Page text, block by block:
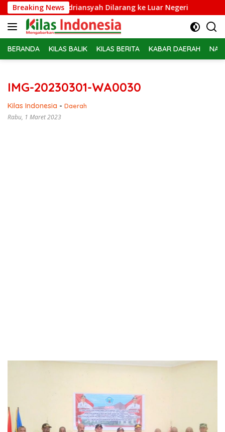
Langsung
ke
konten
Breaking News
Febrie Adriansyah Dilarang ke Luar Negeri
BERANDA KILAS BALIK KILAS BERITA KABAR DAERAH
IMG-20230301-WA0030
Kilas Indonesia - Daerah
Rabu, 1 Maret 2023